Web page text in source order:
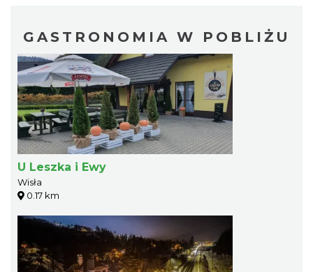
GASTRONOMIA W POBLIŻU
U Leszka i Ewy
Wisła
0.17 km